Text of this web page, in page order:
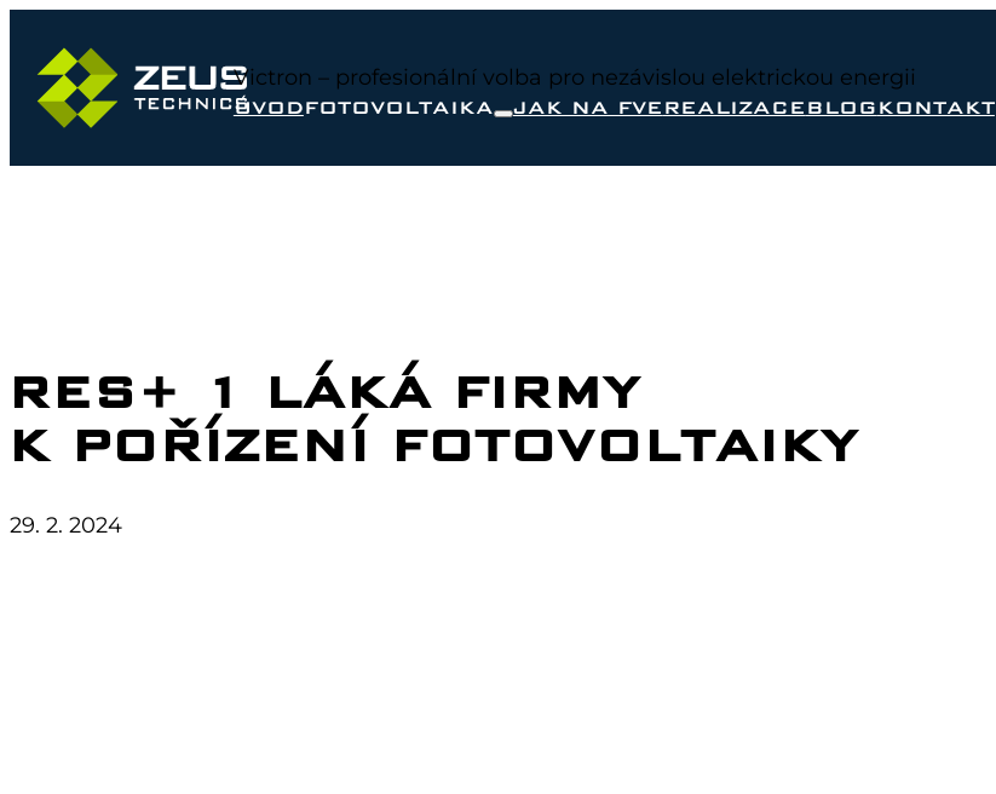
Victron – profesionální volba pro nezávislou elektrickou energii
ÚVODFOTOVOLTAIKA JAK NA FVE REALIZACE BLOG KONTAKT
RES+ 1 LÁKÁ FIRMY
K POŘÍZENÍ FOTOVOLTAIKY
29. 2. 2024